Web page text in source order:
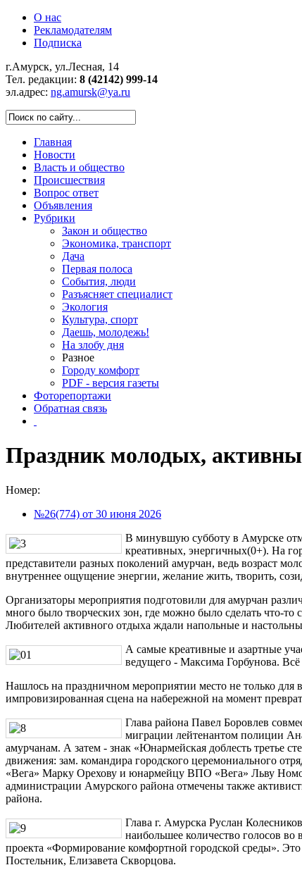
О нас
Рекламодателям
Подписка
г.Амурск, ул.Лесная, 14
Тел. редакции: 8 (42142) 999-14
эл.адрес: ng.amursk@ya.ru
Главная
Новости
Власть и общество
Происшествия
Вопрос ответ
Объявления
Рубрики
Закон и общество
Экономика, транспорт
Дача
Первая полоса
События, люди
Разъясняет специалист
Экология
Культура, спорт
Даешь, молодежь!
На злобу дня
Разное
Городу комфорт
PDF - версия газеты
Фоторепортажи
Обратная связь
Праздник молодых,
Номер:
№26(774) от 30 июня 2026
В минувшую субботу в Амурске
креативных, энергичных(0+). На
представители разных поколений амурчан, ведь возраст
внутреннее ощущение энергии, желание жить, творить,
Организаторы мероприятия подготовили для амурчан
много было творческих зон, где можно было сделать что-то
Любителей активного отдыха ждали напольные и
А самые креативные и азартные
ведущего - Максима Горбунова.
Нашлось на праздничном мероприятии место не только для
импровизированная сцена на набережной на момент
Глава района Павел Боровлев
миграции лейтенантом полиции
амурчанам. А затем - знак «Юнармейская доблесть третье
движения: зам. командира городского церемониального
«Вега» Марку Орехову и юнармейцу ВПО «Вега» Льву
администрации Амурского района отмечены также
района.
Глава г. Амурска Руслан
наибольшее количество голосов во
проекта «Формирование комфортной городской среды».
Постельник, Елизавета Скворцова.